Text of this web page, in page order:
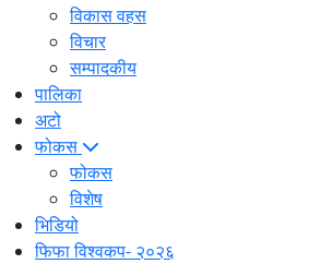
विकास वहस
विचार
सम्पादकीय
पालिका
अटो
फोकस
फोकस
विशेष
भिडियो
फिफा विश्वकप- २०२६